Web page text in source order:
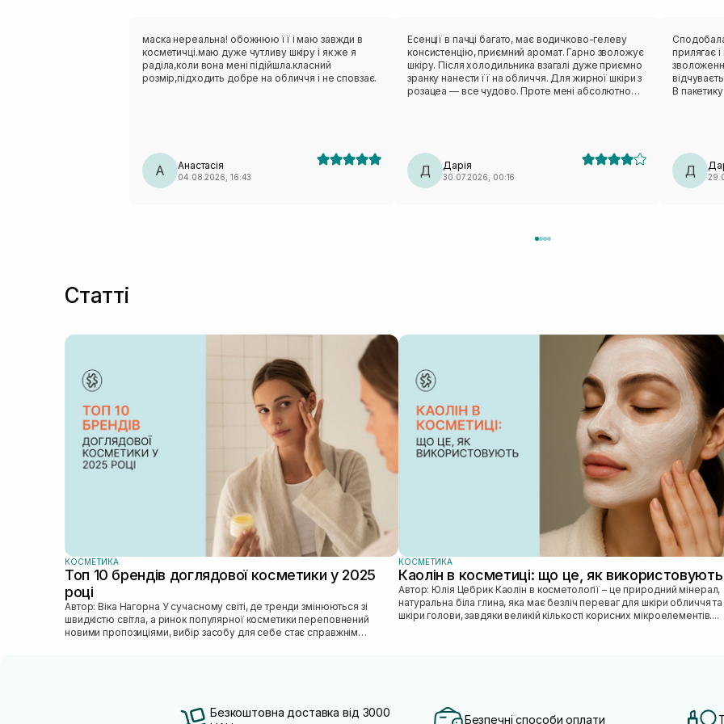
маска нереальна! обожнюю її і маю завжди в
косметичці.маю дуже чутливу шкіру і як же я
раділа,коли вона мені підійшла.класний
розмір,підходить добре на обличчя і не сповзає.
А Анастасія
04.08.2026, 16:43
Есенції в пачці багато, має водичково-гелеву
консистенцію, приємний аромат. Гарно зволожує
шкіру. Після холодильника взагалі дуже приємно
зранку нанести її на обличчя. Для жирної шкіри з
розацеа — все чудово. Проте мені абсолютно
вдруге не повторю (лише через лекало).
Д Дарія
30.07.2026, 00:16
Сподобалася ця
прилягає і
В
класна
Д
Статті
КОСМЕТИКА
Топ 10 брендів доглядової косметики у 2025
році
Автор: Віка Нагорна У сучасному світі, де тренди змінюються зі
швидкістю світла, а ринок популярної косметики переповнений
новими пропозиціями, вибір засобу для себе стає справжнім
КОСМЕТИКА
Каолін в косметиці: що це, як використовують
Автор: Юлія Цебрик Каолін в косметології – це природний мінерал,
натуральна біла глина, яка має безліч переваг для шкіри обличчя та
шкіри голови, завдяки великій кількості корисних мікроелементів....
Безкоштовна доставка від 3000
Безпечні способи оплати